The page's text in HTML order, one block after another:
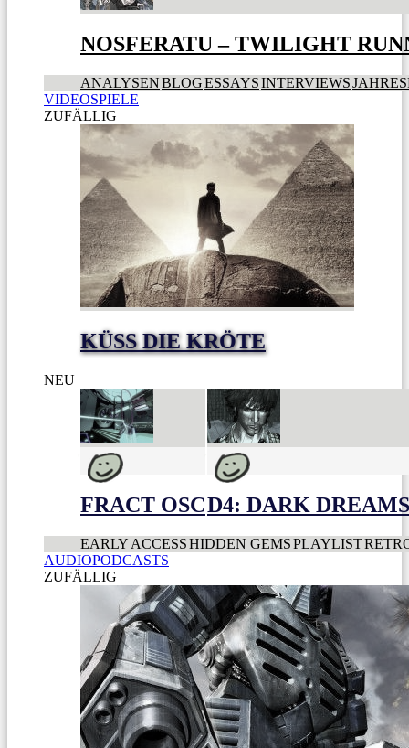
NOSFERATU – TWILIGHT
ANALYSENBLOGESSAYSINTERVIEWS
VIDEOSPIELE
ZUFÄLLIG
KÜSS DIE KRÖTE
NEU
FRACT OSCD4: DARK
EARLY ACCESSHIDDEN GEMSPLAYLIST
AUDIOPODCASTS
ZUFÄLLIG